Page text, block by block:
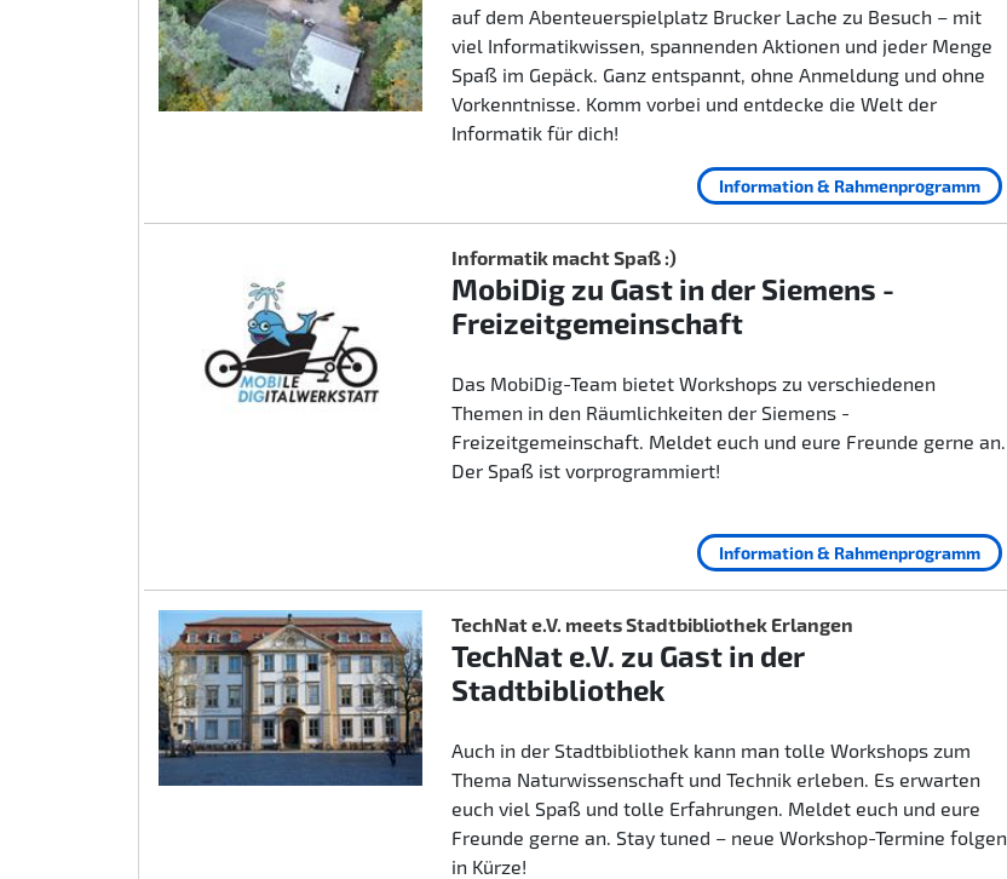
auf dem Abenteuerspielplatz Brucker Lache zu Besuch – mit
viel Informatikwissen, spannenden Aktionen und jeder Menge
Spaß im Gepäck. Ganz entspannt, ohne Anmeldung und ohne
Vorkenntnisse. Komm vorbei und entdecke die Welt der
Informatik für dich!
Information & Rahmenprogramm
Informatik macht Spaß :)
MobiDig zu Gast in der Siemens -
Freizeitgemeinschaft
Das MobiDig-Team bietet Workshops zu verschiedenen
Themen in den Räumlichkeiten der Siemens -
Freizeitgemeinschaft. Meldet euch und eure Freunde gerne an.
Der Spaß ist vorprogrammiert!
Information & Rahmenprogramm
TechNat e.V. meets Stadtbibliothek Erlangen
TechNat e.V. zu Gast in der
Stadtbibliothek
Auch in der Stadtbibliothek kann man tolle Workshops zum
Thema Naturwissenschaft und Technik erleben. Es erwarten
euch viel Spaß und tolle Erfahrungen. Meldet euch und eure
Freunde gerne an. Stay tuned – neue Workshop-Termine folgen
in Kürze!